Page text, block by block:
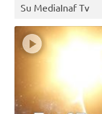
Su MediaInaf Tv